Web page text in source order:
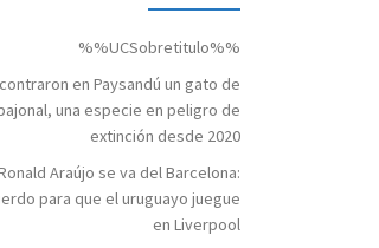
%%UCSobretitulo%%
en Paysandú un gato de
una especie en peligro de
extinción desde 2020
Araújo se va del Barcelona:
para que el uruguayo juegue
en Liverpool